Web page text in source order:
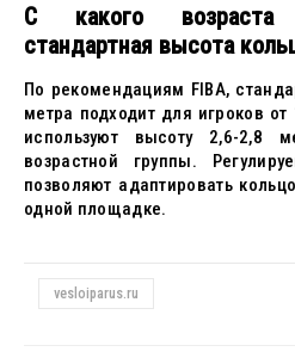
С какого возраста
стандартная высота
По рекомендациям FIBA,
метра подходит для игроков
используют высоту 2,6-2,8
возрастной группы.
позволяют адаптировать
одной площадке.
vesloiparus.ru